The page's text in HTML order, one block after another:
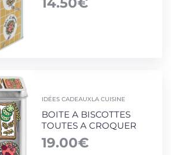
IDÉES CADEAUXLA CUISINE
BOITE A BISCOTTES
TOUTES A CROQUER
19.00€